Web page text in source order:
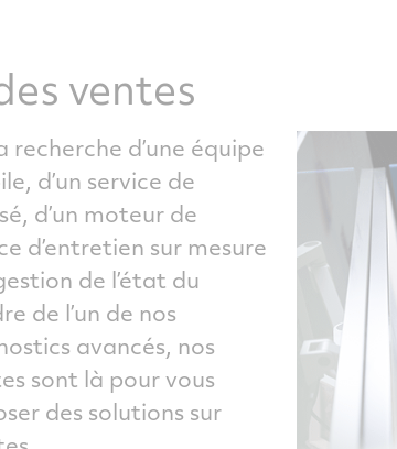
ventes
recherche d’une équipe
d’un service de
d’un moteur de
d’entretien sur mesure
de l’état du
de l’un de nos
avancés, nos
sont là pour vous
des solutions sur